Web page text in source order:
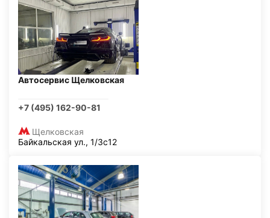
Автосервис Щелковская
+7 (495) 162-90-81
Щелковская
Байкальская ул., 1/3с12